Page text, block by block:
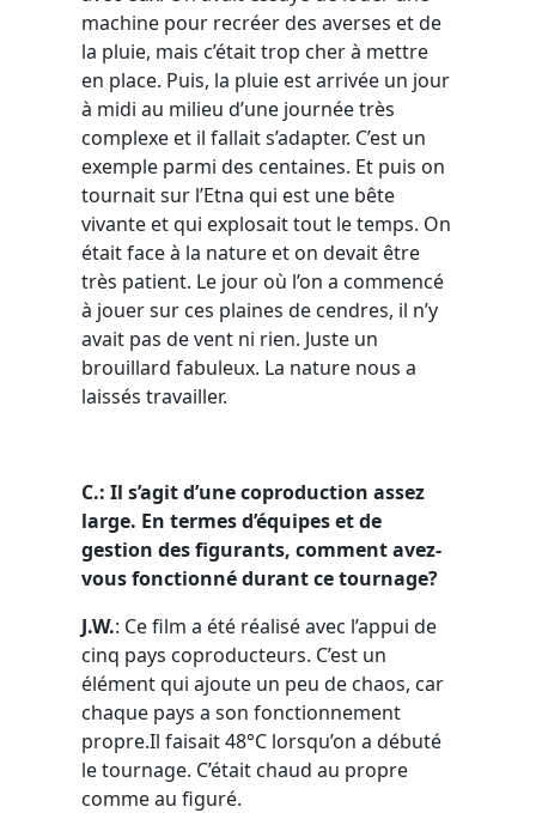
machine pour recréer des averses et de
la pluie, mais c’était trop cher à mettre
en place. Puis, la pluie est arrivée un jour
à midi au milieu d’une journée très
complexe et il fallait s’adapter. C’est un
exemple parmi des centaines. Et puis on
tournait sur l’Etna qui est une bête
vivante et qui explosait tout le temps. On
était face à la nature et on devait être
très patient. Le jour où l’on a commencé
à jouer sur ces plaines de cendres, il n’y
avait pas de vent ni rien. Juste un
brouillard fabuleux. La nature nous a
laissés travailler.
C.: Il s’agit d’une coproduction assez
large. En termes d’équipes et de
gestion des figurants, comment avez-
vous fonctionné durant ce tournage?
J.W.: Ce film a été réalisé avec l’appui de
cinq pays coproducteurs. C’est un
élément qui ajoute un peu de chaos, car
chaque pays a son fonctionnement
propre.Il faisait 48°C lorsqu’on a débuté
le tournage. C’était chaud au propre
comme au figuré.